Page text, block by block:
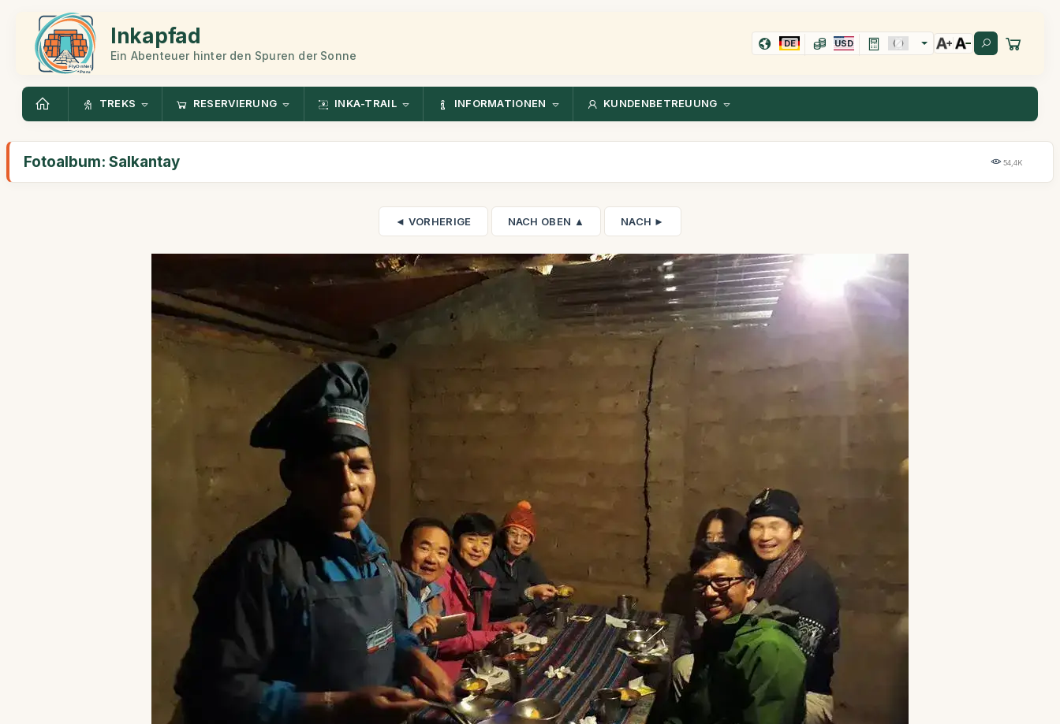
Inkapfad
Ein Abenteuer hinter den Spuren der Sonne
DE USD
TREKS RESERVIERUNG INKA-TRAIL INFORMATIONEN KUNDENBETREUUNG
Fotoalbum: Salkantay 54,4K
◄ VORHERIGE NACH OBEN ▲ NACH ►